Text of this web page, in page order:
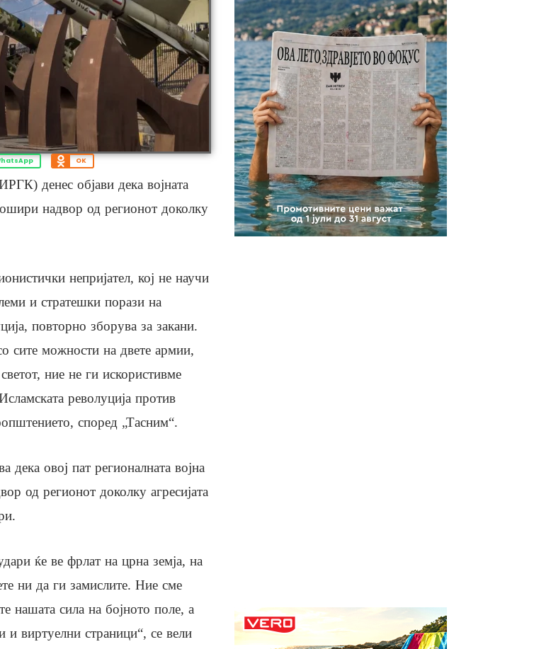
OK
денес објави дека војната
надвор од регионот доколку
непријател, кој не научи
и стратешки порази на
повторно зборува за закани.
сите можности на двете армии,
ние не ги искористивме
револуција против
според „Тасним“.
овој пат регионалната војна
од регионот доколку агресијата
ќе ве фрлат на црна земја, на
ни да ги замислите. Ние сме
нашата сила на бојното поле, а
и виртуелни страници“, се вели